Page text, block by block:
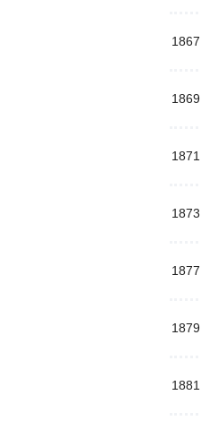
1867
1869
1871
1873
1877
1879
1881